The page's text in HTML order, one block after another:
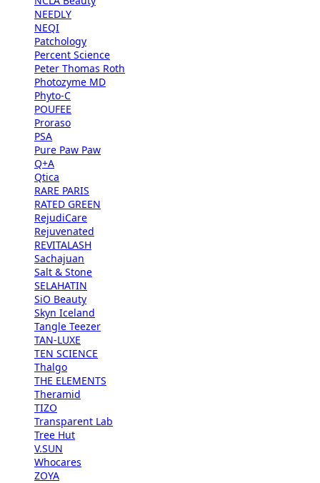
NEEDLY
NEQI
Patchology
Percent Science
Peter Thomas Roth
Photozyme MD
Phyto-C
POUFEE
Proraso
PSA
Pure Paw Paw
Q+A
Qtica
RARE PARIS
RATED GREEN
RejudiCare
Rejuvenated
REVITALASH
Sachajuan
Salt & Stone
SELAHATIN
SiO Beauty
Skyn Iceland
Tangle Teezer
TAN-LUXE
TEN SCIENCE
Thalgo
THE ELEMENTS
Theramid
TIZO
Transparent Lab
Tree Hut
V.SUN
Whocares
ZOYA